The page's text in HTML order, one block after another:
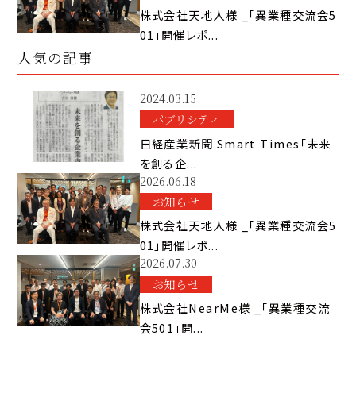
株式会社天地人様 _「異業種交流会5
01」開催レポ...
人気の記事
2024.03.15
パブリシティ
日経産業新聞 Smart Times「未来
を創る企...
2026.06.18
お知らせ
株式会社天地人様 _「異業種交流会5
01」開催レポ...
2026.07.30
お知らせ
株式会社NearMe様 _「異業種交流
会501」開...